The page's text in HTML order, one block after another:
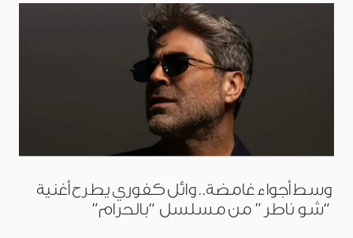
وسط أجواء غامضة.. وائل كفوري يطرح أغنية
“شو ناطر” من مسلسل “بالحرام”